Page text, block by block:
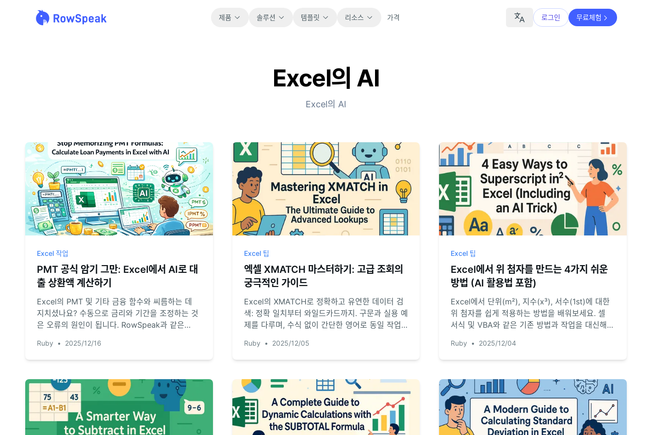
제품 솔루션 템플릿
바로 사용할 수 있는 모든 스프레드시트 템플릿
업무 흐름, 인수인계, 계획, 실행을 추적합니다.
판매
파이프라인, 목표, 예측, 매출 추적에 활용합니
다.
마일스톤, 담당자, 납기, 상태를 관리합니다.
분석
적합합니다.
리소스
제품 업데이트, 예시, 워크플로 아이디어를 확
문서
핵심 제품 문서, 설정, 사용 참고 자료를 제공합
니다.
프롬프트 라이브러리
분석, 보고, 정리에 유용한 프롬프트를 모았습
니다.
커뮤니티
토론에 참여하고 질문하며 다른 사용자에게 배
워보세요.
빠른 시작
새 사용자와 팀을 위한 빠른 온보딩 가이드입니
가격 로그인 무료체험
Excel의 AI
Excel의 AI
Excel 작업
PMT 공식 암기 그만: Excel에서 AI로 대
출 상환액 계산하기
Excel의 PMT 및 기타 금융 함수와 씨름하는 데
지치셨나요? 수동으로 금리와 기간을 조정하는 것
은 오류의 원인이 됩니다. RowSpeak과 같은
상환금을 계산하여 시간을 절약하고 정확도를 높
이는지 알아보세요.
Ruby • 2025/12/16
Excel 팁
엑셀 XMATCH 마스터하기: 고급 조회의
궁극적인 가이드
Excel의 XMATCH로 정확하고 유연한 데이터 검
색: 정확 일치부터 와일드카드까지. 구문과 실용 예
제를 다루며, 수식 없이 간단한 영어로 동일 작업
Ruby • 2025/12/05
Excel 팁
Excel에서 위 첨자를 만드는 4가지 쉬운
방법 (AI 활용법 포함)
Excel에서 단위(m²), 지수(x³), 서수(1st)에 대한
위 첨자를 쉽게 적용하는 방법을 배워보세요. 셀
서식 및 VBA와 같은 기존 방법과 작업을 대신해주
지정에 작별을 고하고 생산성을 높이세요.
Ruby • 2025/12/04